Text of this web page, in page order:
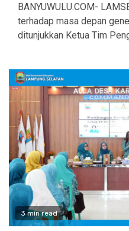
BANYUWULU.COM-
terhadap masa depan
ditunjukkan Ketua Tim
3 min read